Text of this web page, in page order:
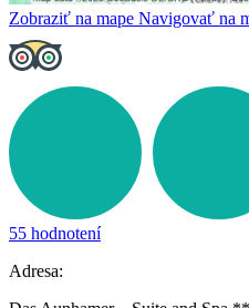
Zobraziť na mape Navigovať na
55 hodnotení
Adresa: